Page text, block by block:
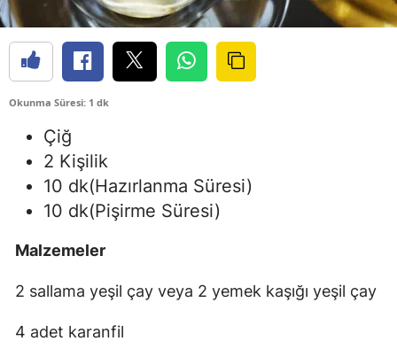
Okunma Süresi: 1 dk
Çiğ
2 Kişilik
10 dk(Hazırlanma Süresi)
10 dk(Pişirme Süresi)
Malzemeler
2 sallama yeşil çay veya 2 yemek kaşığı yeşil çay
4 adet karanfil